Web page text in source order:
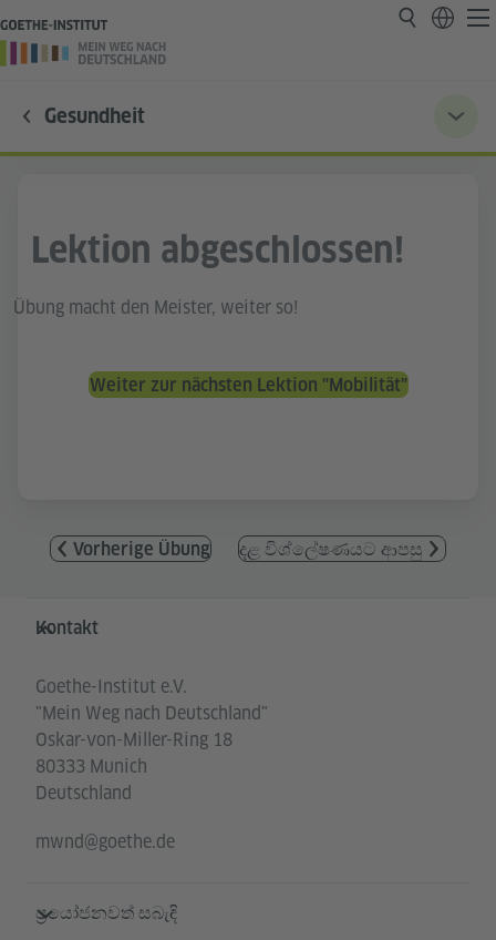
Gesundheit
Lektion abgeschlossen!
Übung macht den Meister, weiter so!
Weiter zur nächsten Lektion "Mobilität"
Vorherige Übung දළ විශ්ලේෂණයට ආපසු
Service- und Informationsbereich
Kontakt
Goethe-Institut e.V.
"Mein Weg nach Deutschland"
Oskar-von-Miller-Ring 18
80333 Munich
Deutschland
mwnd@goethe.de
ප්‍රයෝජනවත් සබැඳි